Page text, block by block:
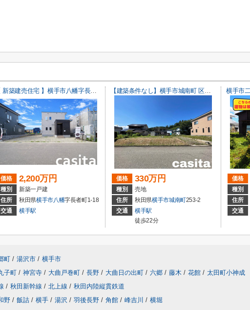
【 新築建売住宅 】横手市八幡字長者町No50 横手北小学校区のオール電化 3LDK
価格 2,200万円
種別
新築一戸建
住所
秋田県横手市八幡字長者町1-18
交通
横手駅
【建築条件なし】横手市城南町 区画の整った住宅街の南東向き物件 82.13坪 住宅用地
価格 330万円
種別
売地
住所
秋田県横手市城南町253-2
交通
横手駅
徒歩22分
価格
種別
住所
交通
町 / 湯沢市 / 横手市
子町 / 神宮寺 / 大曲戸巻町 / 長野 / 大曲日の出町 / 六郷 / 藤木 / 花館 / 太田町小神成
/ 秋田新幹線 / 北上線 / 秋田内陸縦貫鉄道
野 / 飯詰 / 横手 / 湯沢 / 羽後長野 / 角館 / 峰吉川 / 横堀